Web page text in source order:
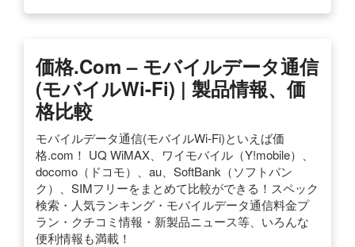
価格.com – モバイルデータ通信
(モバイルWi-Fi) | 製品情報、価
格比較
モバイルデータ通信(モバイルWi-Fi)といえば価
格.com！ UQ WiMAX、ワイモバイル（Y!mobile）、
docomo（ドコモ）、au、SoftBank（ソフトバン
ク）、SIMフリーをまとめて比較ができる！スペック
検索・人気ランキング・モバイルデータ通信料金プ
ラン・クチコミ情報・新製品ニュース等、いろんな
便利情報も満載！